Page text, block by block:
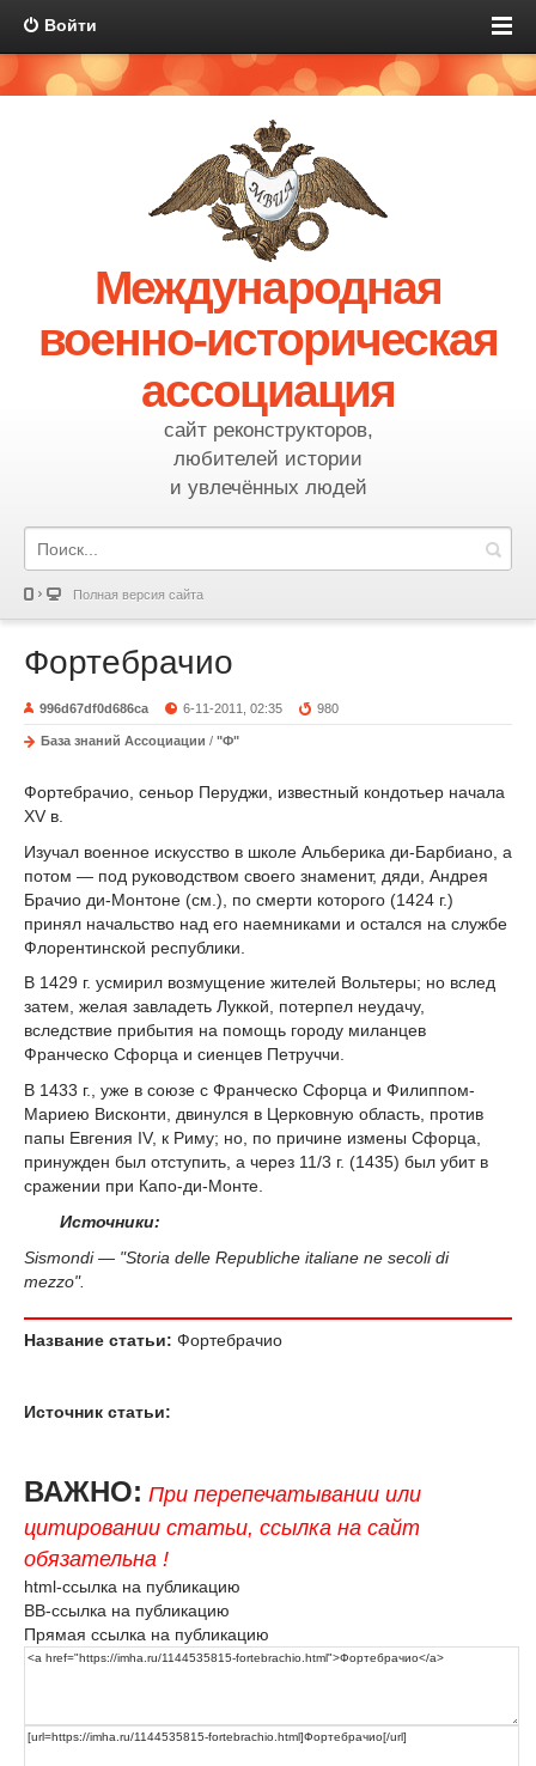
Войти
Международная
военно-историческая
ассоциация
сайт реконструкторов,
любителей истории
и увлечённых людей
Полная версия сайта
Фортебрачио
996d67df0d686ca 6-11-2011, 02:35 980
База знаний Ассоциации / "Ф"
Фортебрачио, сеньор Перуджи, известный кондотьер начала
XV в.
Изучал военное искусство в школе Альберика ди-Барбиано, а
потом — под руководством своего знаменит, дяди, Андрея
Брачио ди-Монтоне (см.), по смерти которого (1424 г.)
принял начальство над его наемниками и остался на службе
Флорен­тинской республики.
В 1429 г. усмирил возмущение жителей Вольтеры; но вслед
затем, же­лая завладеть Луккой, потерпел неудачу,
вследствие прибытия на помощь городу миланцев
Франческо Сфорца и сиенцев Петруччи.
В 1433 г., уже в союзе с Франческо Сфорца и Филиппом-
Мариею Висконти, двинулся в Церковную область, против
папы Евгения IV, к Риму; но, по причине измены Сфорца,
принужден был отступить, а через 11/3 г. (1435) был убит в
сражении при Капо-ди-Монте.
Источники:
Sismondi — "Storia delle Republiche italiane ne secoli di
mezzo".
Название статьи: Фортебрачио
Источник статьи:
ВАЖНО: При перепечатывании или
цитировании статьи, ссылка на сайт
обязательна !
html-ссылка на публикацию
BB-ссылка на публикацию
Прямая ссылка на публикацию